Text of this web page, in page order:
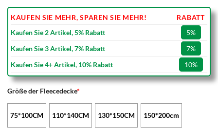
KAUFEN SIE MEHR, SPAREN SIE MEHR!
RABATT
Kaufen Sie 2 Artikel, 5% Rabatt
5%
Kaufen Sie 3 Artikel, 7% Rabatt
7%
Kaufen Sie 4+ Artikel, 10% Rabatt
10%
Größe der Fleecedecke*
75*100CM 110*140CM 130*150CM 150*200cm